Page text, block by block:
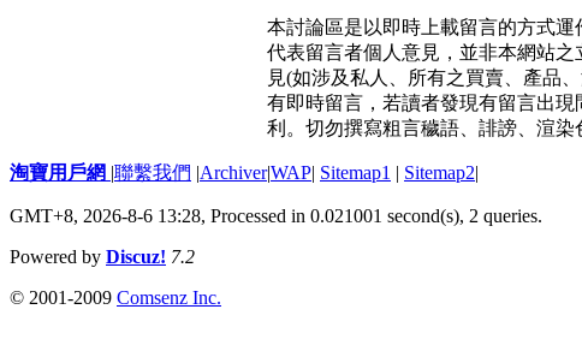
本討論區是以即時上載留言的方式
代表留言者個人意見，並非本網站
見(如涉及私人、所有之買賣、產品
有即時留言，若讀者發現有留言出
利。切勿撰寫粗言穢語、誹謗、渲染
淘寶用戶網 |聯繫我們 |Archiver|WAP| Sitemap1 | Sitemap2|
GMT+8, 2026-8-6 13:28, Processed in 0.021001 second(s), 2 queries.
Powered by Discuz! 7.2
© 2001-2009 Comsenz Inc.